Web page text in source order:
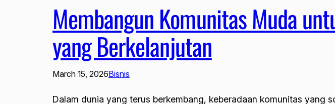
Membangun Komunitas Muda
yang Berkelanjutan
March 15, 2026Bisnis
Dalam dunia yang terus berkembang, keberadaan komunitas yang